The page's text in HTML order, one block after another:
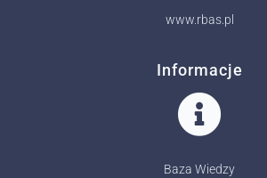
www.rbas.pl
Informacje
Baza Wiedzy